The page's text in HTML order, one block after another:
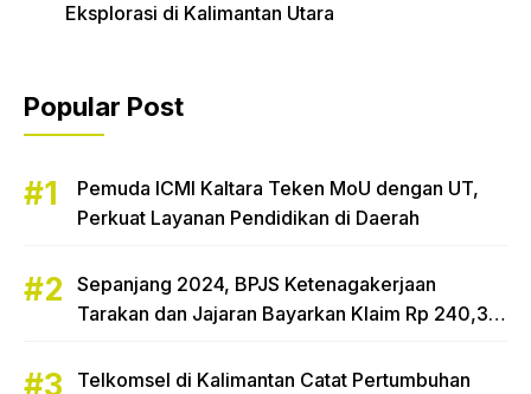
Eksplorasi di Kalimantan Utara
Popular Post
Pemuda ICMI Kaltara Teken MoU dengan UT,
Perkuat Layanan Pendidikan di Daerah
Sepanjang 2024, BPJS Ketenagakerjaan
Tarakan dan Jajaran Bayarkan Klaim Rp 240,3
Telkomsel di Kalimantan Catat Pertumbuhan